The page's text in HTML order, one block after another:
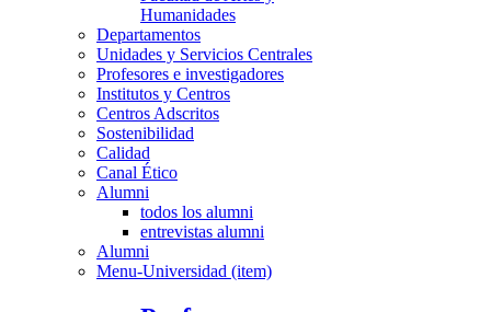
Humanidades
Departamentos
Unidades y Servicios Centrales
Profesores e investigadores
Institutos y Centros
Centros Adscritos
Sostenibilidad
Calidad
Canal Ético
Alumni
todos los alumni
entrevistas alumni
Alumni
Menu-Universidad (item)